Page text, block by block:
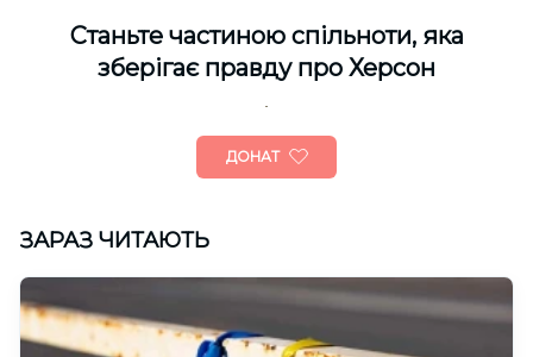
Cтаньте частиною спільноти, яка
зберігає правду про Херсон
ДОНАТ
ЗАРАЗ ЧИТАЮТЬ